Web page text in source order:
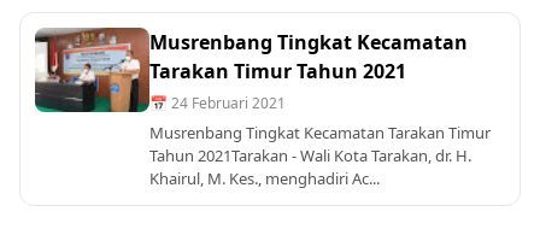
Musrenbang Tingkat Kecamatan
Tarakan Timur Tahun 2021
📅 24 Februari 2021
Musrenbang Tingkat Kecamatan Tarakan Timur
Tahun 2021Tarakan - Wali Kota Tarakan, dr. H.
Khairul, M. Kes., menghadiri Ac...